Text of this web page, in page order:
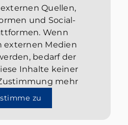
Quellen,
und Social-
Wenn
externen Medien
bedarf der
Inhalte keiner
mehr
zu